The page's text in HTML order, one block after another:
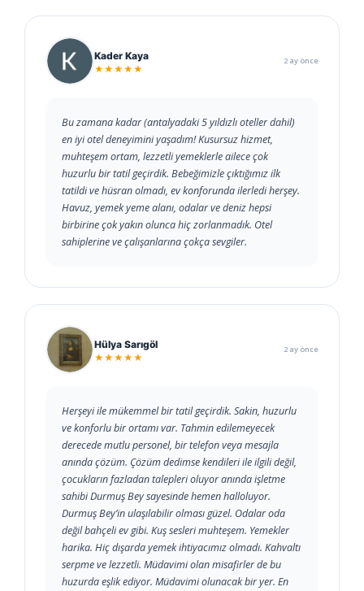
Kader Kaya
★★★★★
2 ay önce
Bu zamana kadar (antalyadaki 5 yıldızlı oteller dahil)
en iyi otel deneyimini yaşadım! Kusursuz hizmet,
muhteşem ortam, lezzetli yemeklerle ailece çok
huzurlu bir tatil geçirdik. Bebeğimizle çıktığımız ilk
tatildi ve hüsran olmadı, ev konforunda ilerledi herşey.
Havuz, yemek yeme alanı, odalar ve deniz hepsi
birbirine çok yakın olunca hiç zorlanmadık. Otel
sahiplerine ve çalışanlarına çokça sevgiler.
Hülya Sarıgöl
★★★★★
2 ay önce
Herşeyi ile mükemmel bir tatil geçirdik. Sakin, huzurlu
ve konforlu bir ortamı var. Tahmin edilemeyecek
derecede mutlu personel, bir telefon veya mesajla
anında çözüm. Çözüm dedimse kendileri ile ilgili değil,
çocukların fazladan talepleri oluyor anında işletme
sahibi Durmuş Bey sayesinde hemen halloluyor.
Durmuş Bey’in ulaşılabilir olması güzel. Odalar oda
değil bahçeli ev gibi. Kuş sesleri muhteşem. Yemekler
harika. Hiç dışarda yemek ihtiyacımız olmadı. Kahvaltı
serpme ve lezzetli. Müdavimi olan misafirler de bu
huzurda eşlik ediyor. Müdavimi olunacak bir yer. En